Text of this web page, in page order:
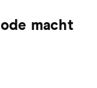
macht